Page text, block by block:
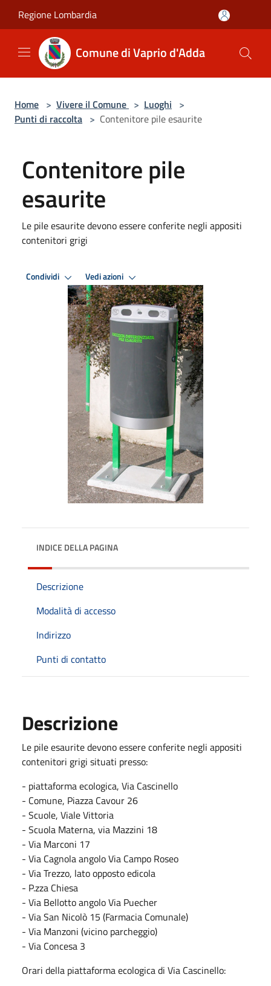
Regione Lombardia
Comune di Vaprio d'Adda
Home > Vivere il Comune > Luoghi >
Punti di raccolta > Contenitore pile esaurite
Contenitore pile
esaurite
Le pile esaurite devono essere conferite negli appositi
contenitori grigi
Condividi Vedi azioni
INDICE DELLA PAGINA
Descrizione
Modalità di accesso
Indirizzo
Punti di contatto
Descrizione
Le pile esaurite devono essere conferite negli appositi
contenitori grigi situati presso:
- piattaforma ecologica, Via Cascinello
- Comune, Piazza Cavour 26
- Scuole, Viale Vittoria
- Scuola Materna, via Mazzini 18
- Via Marconi 17
- Via Cagnola angolo Via Campo Roseo
- Via Trezzo, lato opposto edicola
- P.zza Chiesa
- Via Bellotto angolo Via Puecher
- Via San Nicolò 15 (Farmacia Comunale)
- Via Manzoni (vicino parcheggio)
- Via Concesa 3
Orari della piattaforma ecologica di Via Cascinello: